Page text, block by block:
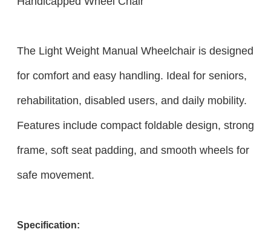
The Light Weight Manual Wheelchair is designed
for comfort and easy handling. Ideal for seniors,
rehabilitation, disabled users, and daily mobility.
Features include compact foldable design, strong
frame, soft seat padding, and smooth wheels for
safe movement.
Specification: